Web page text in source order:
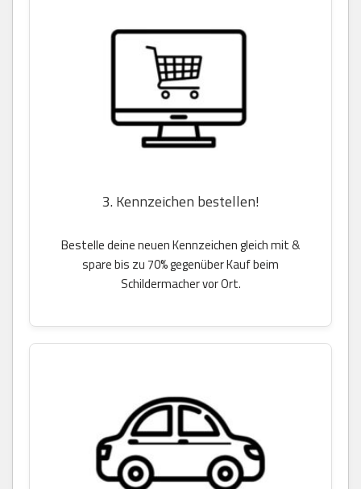
3. Kennzeichen bestellen!
Bestelle deine neuen Kennzeichen gleich mit &
spare bis zu 70% gegenüber Kauf beim
Schildermacher vor Ort.